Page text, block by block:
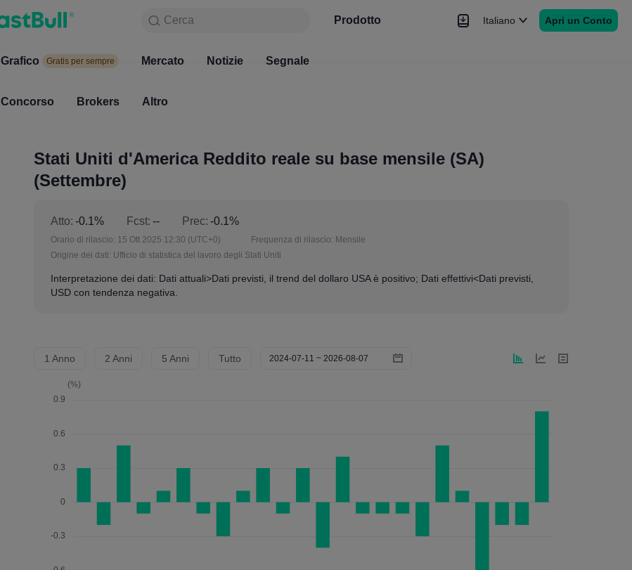
Cerca Prodotto
Grafico Gratis per sempre Mercato
Italiano Apri un Conto
Cerca
Prodotto
Grafico Gratis per sempre Mercato Notizie Segnale
Concorso Brokers Altro
Stati Uniti d'America Reddito reale su base mensile (SA)
(Settembre)
Atto: -0.1% Fcst: -- Prec: -0.1%
Orario di rilascio: 15 Ott 2025 12:30 (UTC+0) Frequenza di rilascio: Mensile
Origine dei dati: Ufficio di statistica del lavoro degli Stati Uniti
Interpretazione dei dati: Dati attuali>Dati previsti, il trend del dollaro USA è positivo; Dati effettivi<Dati previsti,
USD con tendenza negativa.
1 Anno 2 Anni 5 Anni Tutto